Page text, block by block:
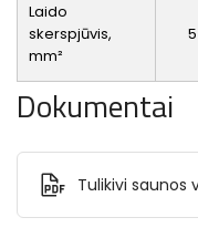
Laido
skerspjūvis,
mm²
Dokumentai
Tulikivi
naudojimo